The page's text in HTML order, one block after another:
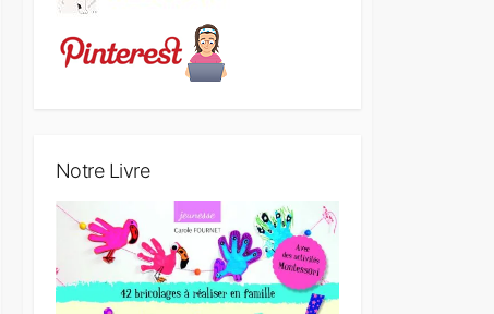
Notre Livre